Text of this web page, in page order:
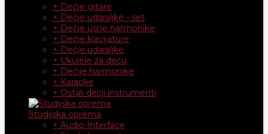
+ Dečje gitare
+ Dečje udaraljke - set
+ Dečje usne harmonike
+ Dečje klavijature
+ Dečje udaraljke
+ Ukulele za decu
+ Dečije harmonike
+ Karaoke
+ Ostali dečji instrumenti
Studijska oprema
+ Audio Interface